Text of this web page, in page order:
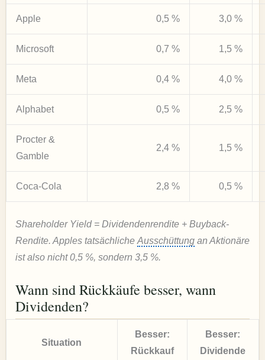
Apple 0,5 % 3,0 %
Microsoft 0,7 % 1,5 %
Meta 0,4 % 4,0 %
Alphabet 0,5 % 2,5 %
Procter &
Gamble
2,4 % 1,5 %
Coca-Cola 2,8 % 0,5 %
Shareholder Yield = Dividendenrendite + Buyback-
Rendite. Apples tatsächlicheAusschüttungan Aktionäre
ist also nicht 0,5 %, sondern 3,5 %.
Wann sind Rückkäufe besser, wann
Dividenden?
Situation
Besser:
Rückkauf
Besser:
Dividende